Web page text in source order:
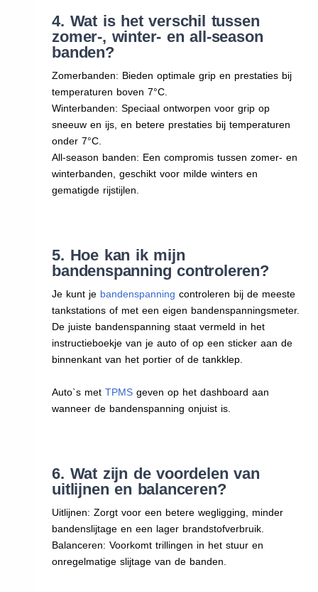
4. Wat is het verschil tussen
zomer-, winter- en all-season
banden?
Zomerbanden: Bieden optimale grip en prestaties bij
temperaturen boven 7°C.
Winterbanden: Speciaal ontworpen voor grip op
sneeuw en ijs, en betere prestaties bij temperaturen
onder 7°C.
All-season banden: Een compromis tussen zomer- en
winterbanden, geschikt voor milde winters en
gematigde rijstijlen.
5. Hoe kan ik mijn
bandenspanning controleren?
Je kunt je bandenspanning controleren bij de meeste
tankstations of met een eigen bandenspanningsmeter.
De juiste bandenspanning staat vermeld in het
instructieboekje van je auto of op een sticker aan de
binnenkant van het portier of de tankklep.
Auto`s metTPMS geven op het dashboard aan
wanneer de bandenspanning onjuist is.
6. Wat zijn de voordelen van
uitlijnen en balanceren?
Uitlijnen: Zorgt voor een betere wegligging, minder
bandenslijtage en een lager brandstofverbruik.
Balanceren: Voorkomt trillingen in het stuur en
onregelmatige slijtage van de banden.